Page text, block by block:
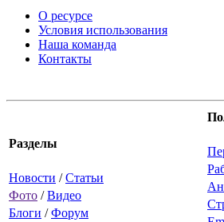
О ресурсе
Условия использования
Наша команда
Контакты
Разделы
Новости /Статьи
Фото /Видео
Блоги /Форум